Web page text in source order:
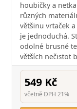
houbičky a
různých
většinu vrtaček
je jednoduchá.
odolné brusné
větších nečistot
549 Kč
včetně DPH 21%